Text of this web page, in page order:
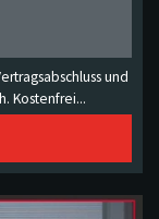
und
Kostenfrei...